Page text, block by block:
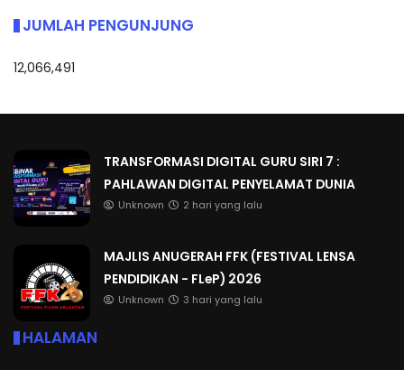
JUMLAH PENGUNJUNG
12,066,491
TRANSFORMASI DIGITAL GURU SIRI 7 :
PAHLAWAN DIGITAL PENYELAMAT DUNIA
Unknown 2 hari yang lalu
MAJLIS ANUGERAH FFK (FESTIVAL LENSA
PENDIDIKAN - FLeP) 2026
Unknown 3 hari yang lalu
HALAMAN